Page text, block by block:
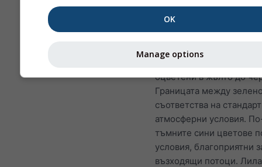
стойност е показана с
етикети върху
линии. Инверсиите
стабилни условия) имат
положителни
оцветени в жълто до
Границата между
съответства на
атмосферни условия.
тъмните сини цветове
условия, благоприятни
възходящи потоци.
OK
Manage options